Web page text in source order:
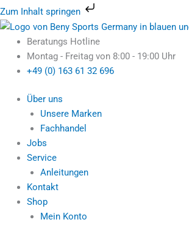
Zum Inhalt springen
Zum
Inhalt
springen
Beratungs Hotline
Montag - Freitag von 8:00 - 19:00 Uhr
+49 (0) 163 61 32 696
Über uns
Unsere Marken
Fachhandel
Jobs
Service
Anleitungen
Kontakt
Shop
Mein Konto
Ursprünglicher
Preis
war:
4.199,95 €
Aktueller
Preis
ist:
3.990,00 €.
Ursprünglicher
war:
539,95 €
Aktueller
ist:
Ursprünglicher
war:
2.999,00 €
Aktueller
ist:
Ursprünglicher
war:
279,95 €
Aktueller
ist:
Ursprünglicher
war:
699,95 €
Aktueller
ist: